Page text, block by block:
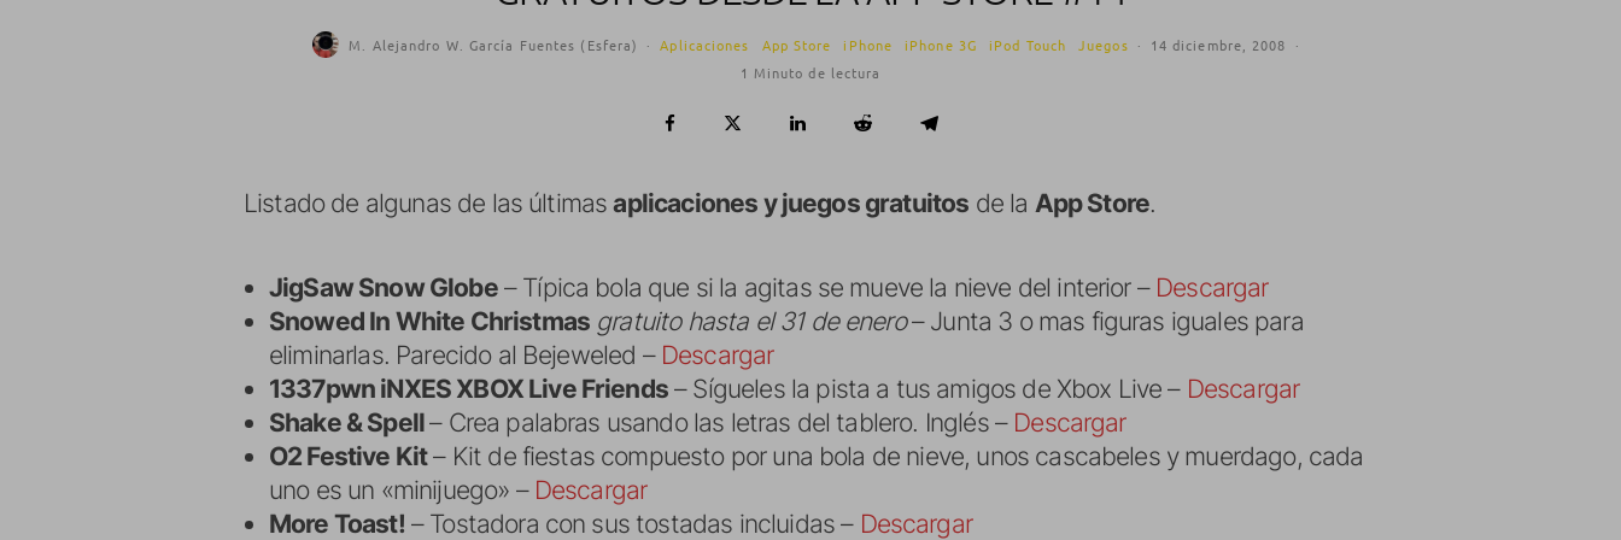
M. Alejandro W. García Fuentes (Esfera) · Aplicaciones App Store iPhone iPhone 3G iPod Touch Juegos · 14 diciembre, 2008
·
1 Minuto de lectura
Listado de algunas de las últimasaplicaciones y juegos gratuitos de la App Store.
JigSaw Snow Globe– Típica bola que si la agitas se mueve la nieve del interior – Descargar
Snowed In White Christmas gratuito hasta el 31 de enero– Junta 3 o mas figuras iguales para
eliminarlas. Parecido al Bejeweled – Descargar
1337pwn iNXES XBOX Live Friends– Sígueles la pista a tus amigos de Xbox Live – Descargar
Shake & Spell– Crea palabras usando las letras del tablero. Inglés – Descargar
O2 Festive Kit– Kit de fiestas compuesto por una bola de nieve, unos cascabeles y muerdago, cada
uno es un «minijuego» – Descargar
More Toast! – Tostadora con sus tostadas incluidas – Descargar